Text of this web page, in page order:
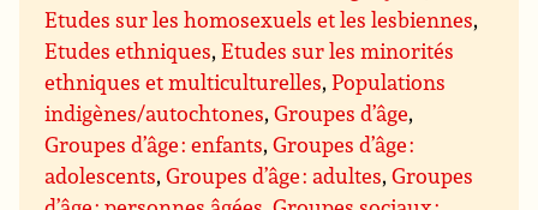
Etudes sur les homosexuels et les lesbiennes,
Etudes ethniques,Etudes sur les minorités
ethniques et multiculturelles,Populations
indigènes/autochtones,Groupes d’âge,
Groupes d’âge : enfants,Groupes d’âge :
adolescents,Groupes d’âge : adultes,Groupes